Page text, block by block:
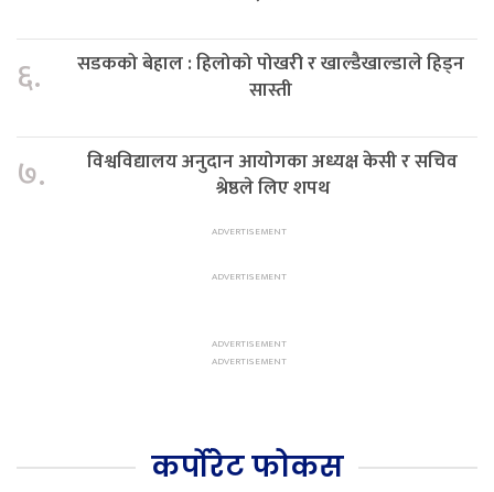
६.
सडकको बेहाल : हिलोको पोखरी र खाल्डैखाल्डाले हिड्न
सास्ती
७.
विश्वविद्यालय अनुदान आयोगका अध्यक्ष केसी र सचिव
श्रेष्ठले लिए शपथ
कर्पोरेट फोकस